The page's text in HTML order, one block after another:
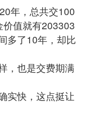
年，总共交100
值就有203303
多了10年，却比
，也是交费期满
实快，这点挺让